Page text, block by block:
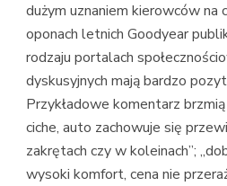
dużym uznaniem kierowców na
oponach letnich Goodyear
rodzaju portalach
dyskusyjnych mają bardzo
Przykładowe komentarz
ciche, auto zachowuje się
zakrętach czy w koleinach”;
wysoki komfort, cena nie